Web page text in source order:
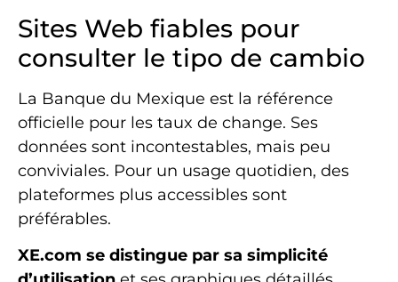
Sites Web fiables pour
consulter le tipo de cambio
La Banque du Mexique est la référence
officielle pour les taux de change. Ses
données sont incontestables, mais peu
conviviales. Pour un usage quotidien, des
plateformes plus accessibles sont
préférables.
XE.com se distingue par sa simplicité